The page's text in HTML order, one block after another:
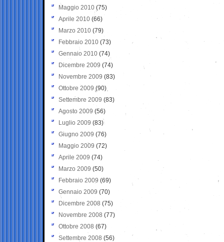
Maggio 2010 (75)
Aprile 2010 (66)
Marzo 2010 (79)
Febbraio 2010 (73)
Gennaio 2010 (74)
Dicembre 2009 (74)
Novembre 2009 (83)
Ottobre 2009 (90)
Settembre 2009 (83)
Agosto 2009 (56)
Luglio 2009 (83)
Giugno 2009 (76)
Maggio 2009 (72)
Aprile 2009 (74)
Marzo 2009 (50)
Febbraio 2009 (69)
Gennaio 2009 (70)
Dicembre 2008 (75)
Novembre 2008 (77)
Ottobre 2008 (67)
Settembre 2008 (56)